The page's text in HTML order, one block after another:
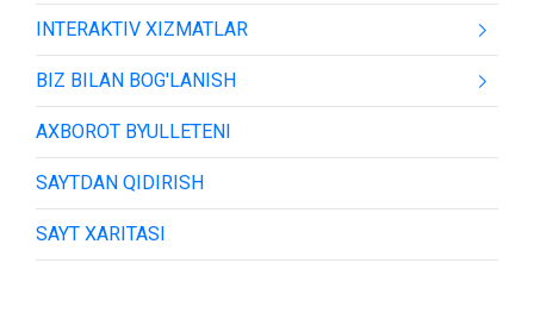
INTERAKTIV XIZMATLAR
BIZ BILAN BOG'LANISH
AXBOROT BYULLETENI
SAYTDAN QIDIRISH
SAYT XARITASI